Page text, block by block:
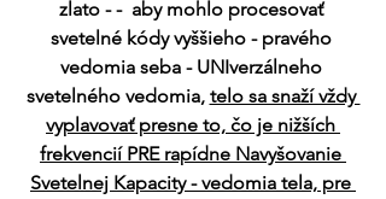
zlato - -  aby mohlo procesovať
svetelné kódy vyššieho - pravého
vedomia seba - UNIverzálneho
svetelného vedomia, telo sa snaží vždy
vyplavovať presne to, čo je nižších
frekvencií PRE rapídne Navyšovanie
Svetelnej Kapacity - vedomia tela, pre